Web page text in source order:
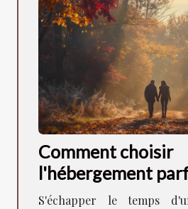
Comment choisir
l'hébergement
week-end
S'échapper le temps